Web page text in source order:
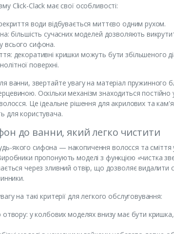
Click-Clack має свої особливості:
води відбувається миттєво одним рухом.
більшість сучасних моделей дозволяють
всього сифона.
декоративні кришки можуть бути збільшеного
поверхні.
ванни, звертайте увагу на матеріал
Оскільки механізм знаходиться постійно
Це ідеальне рішення для акрилових та
для користувача.
до ванни, який легко чистити
якого сифона — накопичення волосся та сміття
пропонують моделі з функцією «чистка
через зливний отвір, що дозволяє видалити
на такі критерії для легкого обслуговування:
отвору: у колбових моделях внизу має бути